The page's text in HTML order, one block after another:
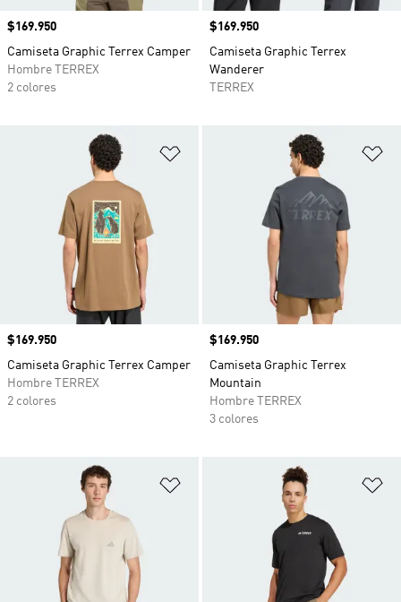
Precio
$169.950
Camiseta Graphic Terrex Camper
Hombre TERREX
2 colores
Precio
$169.950
Camiseta Graphic Terrex
Wanderer
TERREX
Añadir a la lista de deseos
Precio
$169.950
Camiseta Graphic Terrex Camper
Hombre TERREX
2 colores
Precio
$169.950
Camiseta Graphic Terrex
Mountain
Hombre TERREX
3 colores
Añadir a la lista de deseos